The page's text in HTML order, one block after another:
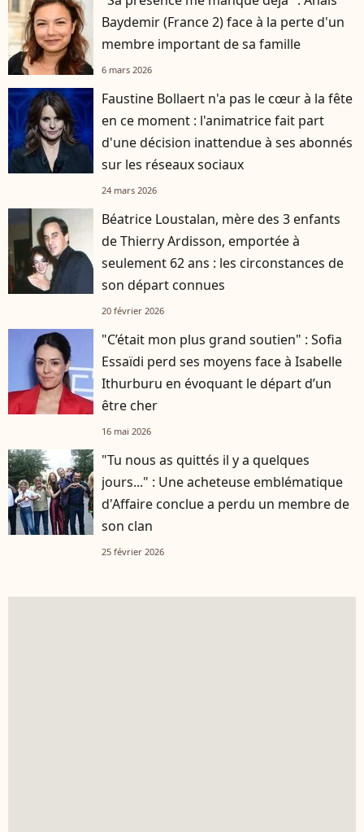
Baydemir (France 2) face à la perte d'un
membre important de sa famille
6 mars 2026
Faustine Bollaert n'a pas le cœur à la fête
en ce moment : l'animatrice fait part
d'une décision inattendue à ses abonnés
sur les réseaux sociaux
24 mars 2026
Béatrice Loustalan, mère des 3 enfants
de Thierry Ardisson, emportée à
seulement 62 ans : les circonstances de
son départ connues
20 février 2026
"C’était mon plus grand soutien" : Sofia
Essaïdi perd ses moyens face à Isabelle
Ithurburu en évoquant le départ d’un
être cher
16 mai 2026
"Tu nous as quittés il y a quelques
jours..." : Une acheteuse emblématique
d'Affaire conclue a perdu un membre de
son clan
25 février 2026